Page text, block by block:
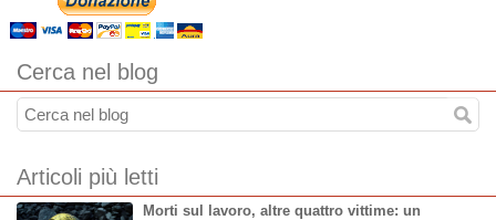
Cerca nel blog
Articoli più letti
Morti sul lavoro, altre quattro vittime: un